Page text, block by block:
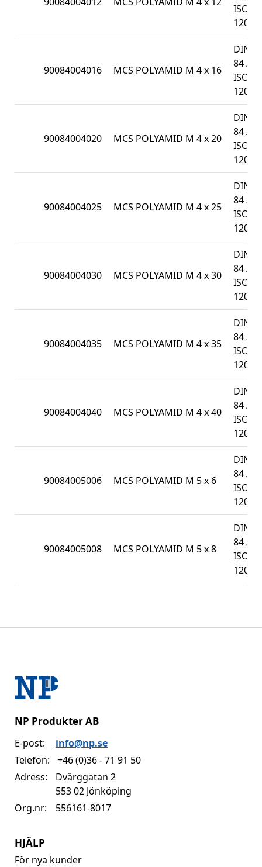
ISO
1207
90084004016 MCS POLYAMID M 4 x 16
DIN
84 /
ISO
1207
90084004020 MCS POLYAMID M 4 x 20
DIN
84 /
ISO
1207
90084004025 MCS POLYAMID M 4 x 25
DIN
84 /
ISO
1207
90084004030 MCS POLYAMID M 4 x 30
DIN
84 /
ISO
1207
90084004035 MCS POLYAMID M 4 x 35
DIN
84 /
ISO
1207
90084004040 MCS POLYAMID M 4 x 40
DIN
84 /
ISO
1207
90084005006 MCS POLYAMID M 5 x 6
DIN
84 /
ISO
1207
90084005008 MCS POLYAMID M 5 x 8
DIN
84 /
ISO
1207
NP Produkter AB
E-post:
info@np.se
Telefon:
+46 (0)36 - 71 91 50
Adress:
Dvärggatan 2
553 02 Jönköping
Org.nr:
556161-8017
HJÄLP
För nya kunder